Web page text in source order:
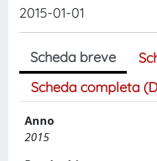
2015-01-01
Scheda breve
Scheda completa
Anno
2015